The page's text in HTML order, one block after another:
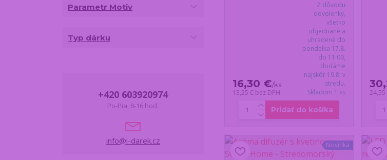
16,30 €/ks
13,25 € bez DPH
Z dôvodu
dovolenky,
všetko
objednané a
uhradené do
pondelka 17.8.
do 11:00,
dodáme
najskôr 19.8. v
stredu.
Skladom 1 ks
Pridať do košíka
24,55
Novinka
Parametr Motiv
Typ dárku
+420 603920974
Po-Pia, 8-16 hod.
info@i-darek.cz